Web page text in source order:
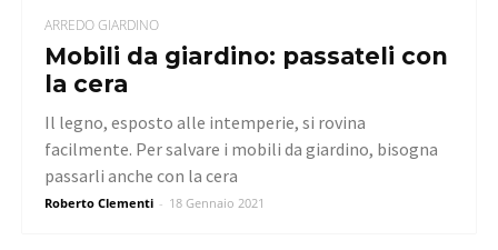
ARREDO GIARDINO
Mobili da giardino: passateli con
la cera
Roberto Clementi - 18 Gennaio 2021
Il legno, esposto alle intemperie, si rovina
facilmente. Per salvare i mobili da giardino, bisogna
passarli anche con la cera